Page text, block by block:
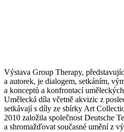
Výstava Group Therapy,
a autorek, je dialogem, setkáním,
a konceptů a konfrontací
Umělecká díla včetně akvizic z
setkávají s díly ze sbírky Art
2010 založila společnost Deutsche
a shromažďovat současné umění z